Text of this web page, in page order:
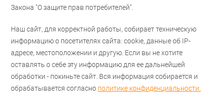
Закона "О защите прав потребителей".
Наш сайт, для корректной работы, собирает техническую
информацию о посетителях сайта: cookie, данные об IP-
адресе, местоположении и другую. Если вы не хотите
оставлять о себе эту информацию для ее дальнейшей
обработки - покиньте сайт. Вся информация собирается и
обрабатывается согласно политике конфиденциальности.